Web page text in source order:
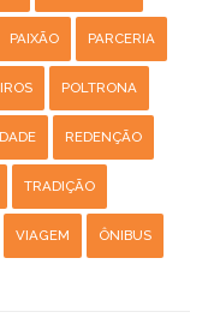
PAIXÃO PARCERIA
POLTRONA
REDENÇÃO
TRADIÇÃO
VIAGEM ÔNIBUS